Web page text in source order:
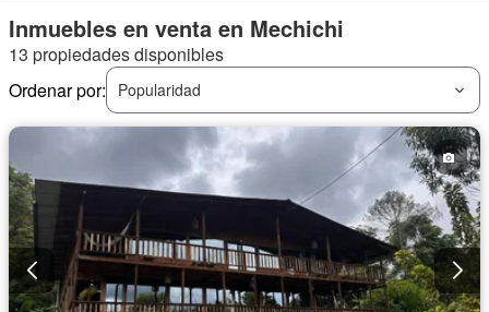
Inmuebles en venta en Mechichi
13 propiedades disponibles
Ordenar por:
Popularidad